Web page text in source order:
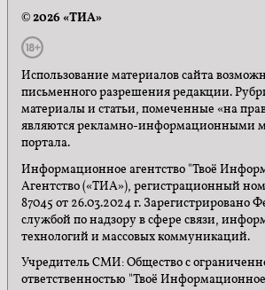
© 2026 «ТИА»
Использование материалов сайта
письменного разрешения редакции.
материалы и статьи, помеченные «на
являются рекламно-информационными
портала.
Информационное агентство "Твоё
Агентство («ТИА»), регистрационный
87045 от 26.03.2024 г. Зарегистрировано
службой по надзору в сфере связи,
технологий и массовых коммуникаций.
Учредитель СМИ: Общество с
ответственностью "Твоё